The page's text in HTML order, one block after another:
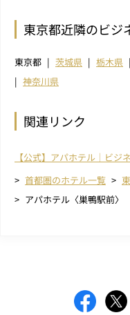
東京都近隣のビジ
東京都 茨城県 栃木県
神奈川県
関連リンク
【公式】アパホテル｜ビジ
首都圏のホテル一覧
アパホテル〈巣鴨駅前〉